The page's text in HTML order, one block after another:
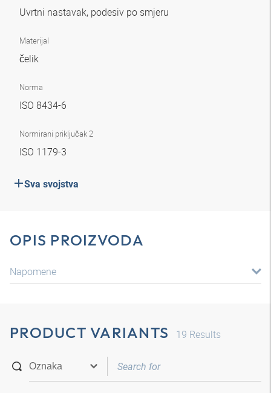
Uvrtni nastavak, podesiv po smjeru
Materijal
čelik
Norma
ISO 8434-6
Normirani priključak 2
ISO 1179-3
Sva svojstva
OPIS PROIZVODA
Napomene
PRODUCT VARIANTS 19 Results